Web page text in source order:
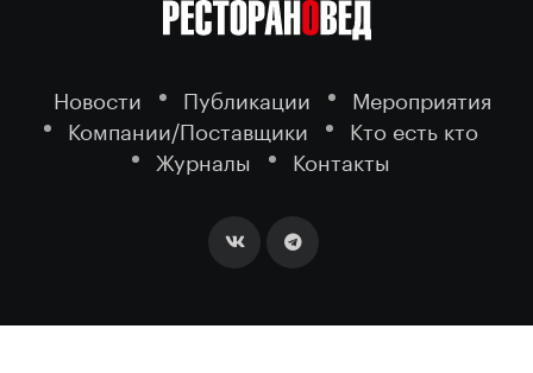
Новости Публикации
Мероприятия
Компании/Поставщики
Кто есть кто
Журналы
Контакты